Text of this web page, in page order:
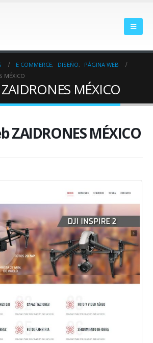
E COMMERCE, DISEÑO,
PÁGINA WEB
MÉXICO
MÉXICO
ZAIDRONES MÉXICO